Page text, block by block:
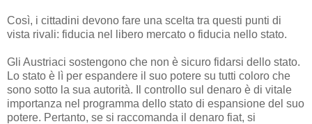
Così, i cittadini devono fare una scelta tra questi punti di
vista rivali: fiducia nel libero mercato o fiducia nello stato.
Gli Austriaci sostengono che non è sicuro fidarsi dello stato.
Lo stato è lì per espandere il suo potere su tutti coloro che
sono sotto la sua autorità. Il controllo sul denaro è di vitale
importanza nel programma dello stato di espansione del suo
potere. Pertanto, se si raccomanda il denaro fiat, si